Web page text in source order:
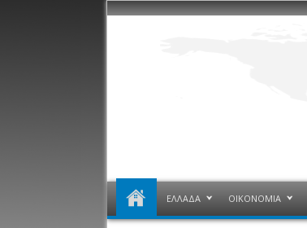
ΕΛΛΑΔΑ ΟΙΚΟΝΟΜΙΑ